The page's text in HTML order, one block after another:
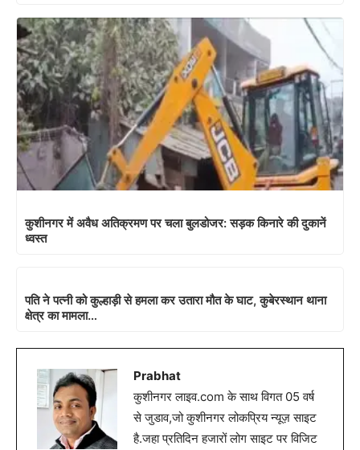
कुशीनगर में अवैध अतिक्रमण पर चला बुलडोजर: सड़क किनारे की दुकानें
ध्वस्त
पति ने पत्नी को कुल्हाड़ी से हमला कर उतारा मौत के घाट, कुबेरस्थान थाना
क्षेत्र का मामला…
Prabhat
कुशीनगर लाइव.com के साथ विगत 05 वर्ष
से जुडाव,जो कुशीनगर लोकप्रिय न्यूज़ साइट
है.जहा प्रतिदिन हजारों लोग साइट पर विजिट